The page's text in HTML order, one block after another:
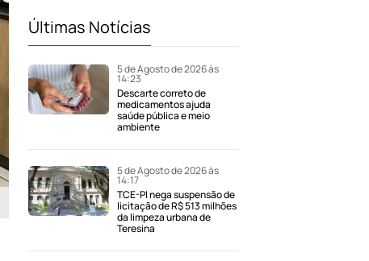
Últimas Notícias
5 de Agosto de 2026 às
14:23
Descarte correto de
medicamentos ajuda
saúde pública e meio
ambiente
5 de Agosto de 2026 às
14:17
TCE-PI nega suspensão de
licitação de R$ 513 milhões
da limpeza urbana de
Teresina